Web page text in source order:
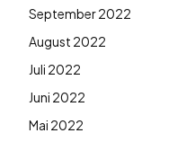
September 2022
August 2022
Juli 2022
Juni 2022
Mai 2022